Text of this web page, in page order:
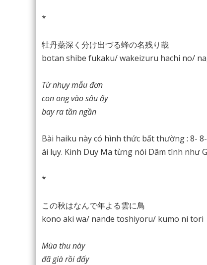
*
牡丹蘂深く分け出づる蜂の名残り哉
botan shibe fukaku/ wakeizuru hachi no/
Từ nhụy mẫu đơn
con ong vào sâu ấy
bay ra tần ngần
Bài haiku này có hình thức bất thường : 8-
ái lụy. Kinh Duy Ma từng nói Dâm tình như
*
この秋はなんで年よる雲に鳥
kono aki wa/ nande toshiyoru/ kumo ni tori
Mùa thu này
đã già rồi đấy